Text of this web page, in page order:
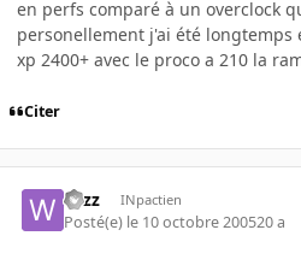
en perfs comparé à un overclock
personellement j'ai été longtemps
xp 2400+ avec le proco a 210 la
Citer
wizz INpactien
Posté(e) le 10 octobre 200520 a